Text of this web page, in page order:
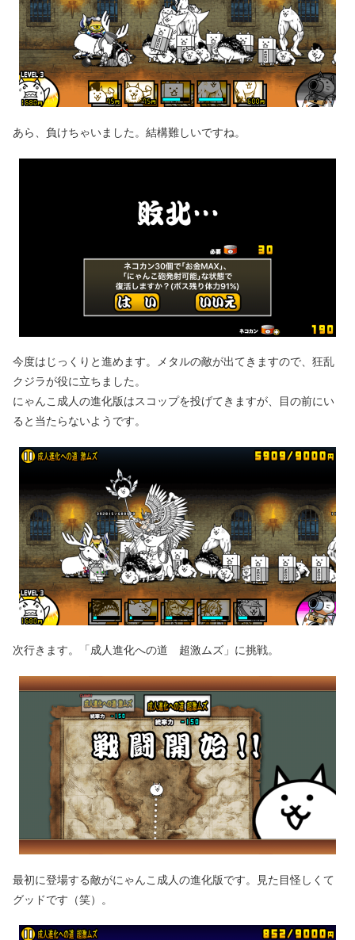
あら、負けちゃいました。結構難しいですね。
今度はじっくりと進めます。メタルの敵が出てきますので、狂乱
クジラが役に立ちました。
にゃんこ成人の進化版はスコップを投げてきますが、目の前にい
ると当たらないようです。
次行きます。「成人進化への道 超激ムズ」に挑戦。
最初に登場する敵がにゃんこ成人の進化版です。見た目怪しくて
グッドです（笑）。